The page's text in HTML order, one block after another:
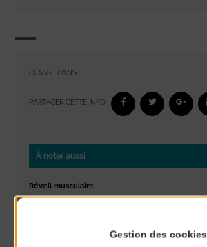
CLASSÉ DANS :
PARTAGER CETTE INFO :
À noter aussi
Réveil musculaire
Gestion des cookies